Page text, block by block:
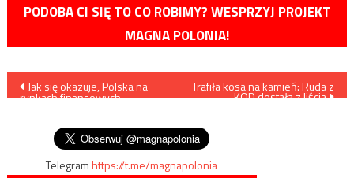
PODOBA CI SIĘ TO CO ROBIMY? WESPRZYJ PROJEKT
MAGNA POLONIA!
Nawigacja
Jak się okazuje, Polska na
rynkach finansowych
Trafiła kosa na kamień: Ruda z
KOD dostała z liścia
Telegramhttps://t.me/magnapolonia